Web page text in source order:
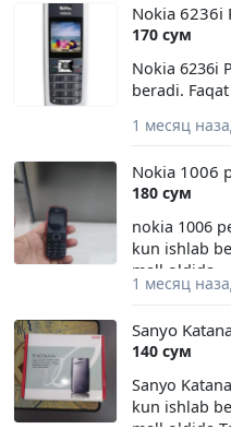
Nokia 6236i
170 сум
Nokia 6236i
beradi.
1 месяц
Nokia 1006
180 сум
nokia 1006
kun ishlab
mall oldida
1 месяц
Sanyo
140 сум
Sanyo
kun ishlab